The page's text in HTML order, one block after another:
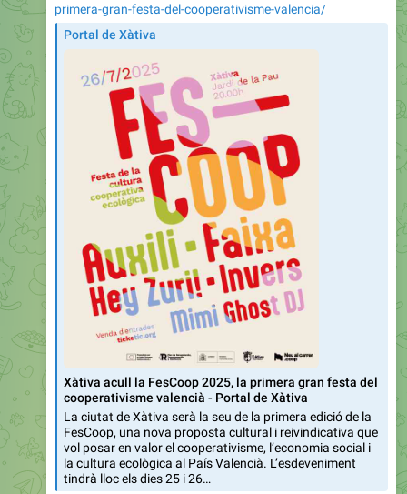
primera-gran-festa-del-cooperativisme-valencia/
Portal de Xàtiva
Xàtiva acull la FesCoop 2025, la primera gran festa del
cooperativisme valencià - Portal de Xàtiva
La ciutat de Xàtiva serà la seu de la primera edició de la
FesCoop, una nova proposta cultural i reivindicativa que
vol posar en valor el cooperativisme, l’economia social i
la cultura ecològica al País Valencià. L’esdeveniment
tindrà lloc els dies 25 i 26…